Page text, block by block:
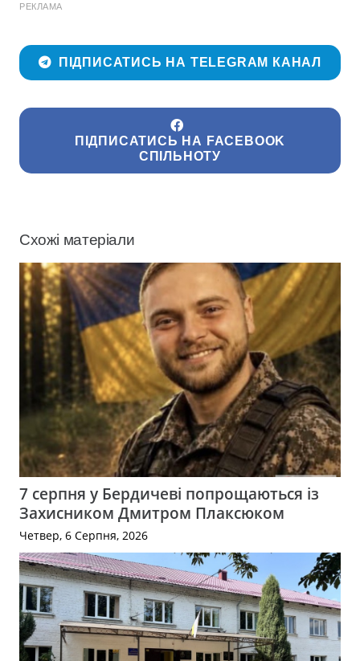
РЕКЛАМА
ПІДПИСАТИСЬ НА TELEGRAM КАНАЛ
ПІДПИСАТИСЬ НА FACEBOOK
СПІЛЬНОТУ
Схожі матеріали
7 серпня у Бердичеві попрощаються із
Захисником Дмитром Плаксюком
Четвер, 6 Серпня, 2026